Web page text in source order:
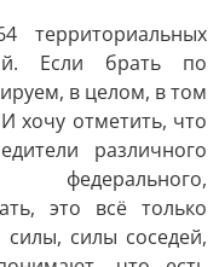
территориальных
Если брать по
в целом, в том
хочу отметить, что
различного
федерального,
это всё только
силы соседей,